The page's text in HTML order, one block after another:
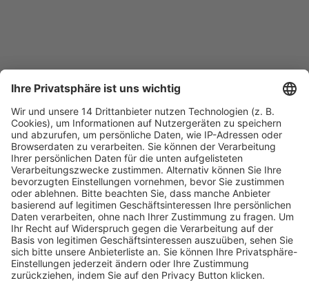
Fachmedien Recht und Wirtschaft
Ein Fachbereich der
dfv Mediengruppe
Mainzer Landstr. 251
60326 Frankfurt am Main
E-Mail:info@ruw.de